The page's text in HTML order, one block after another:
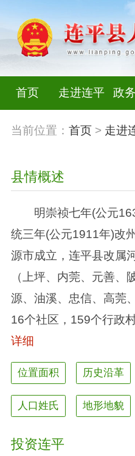
首页 走进连平 政
当前位置： 首页> 走进
县情概述
明崇祯七年(公元
统三年(公元1911年)改
源市成立，连平县改属
（上坪、内莞、元善、
源、油溪、忠信、高莞
16个社区，159个行政
详细
位置面积 历史沿革
人口姓氏 地形地貌
投资连平